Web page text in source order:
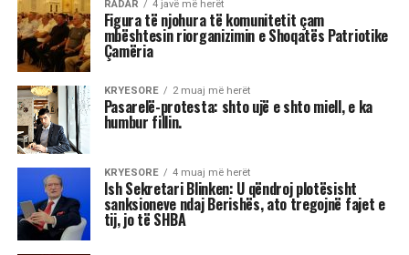
Mamdani, Obama i ‘ri’ dhe çfarë e
frikëson vërtet Trumpin; 3 mesazhet
nga vota në Nju Jork
Shkruar nga Massimo Gaggi